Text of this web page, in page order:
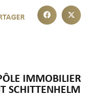
IMMOBILIER
SCHITTENHELM